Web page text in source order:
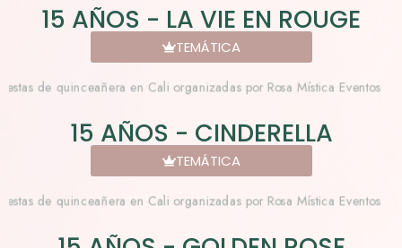
15 AÑOS - LA VIE EN ROUGE
TEMÁTICA
15 AÑOS - CINDERELLA
TEMÁTICA